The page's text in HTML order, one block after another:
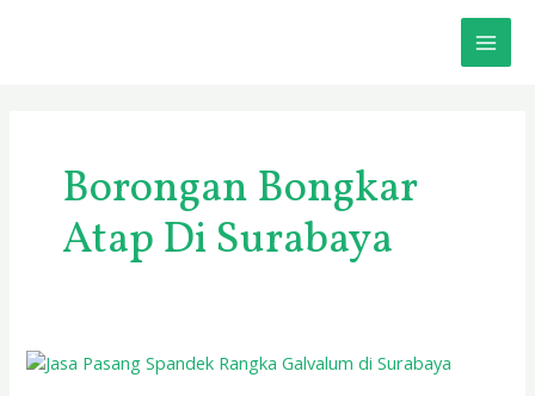
Borongan Bongkar
Atap Di Surabaya
Jasa